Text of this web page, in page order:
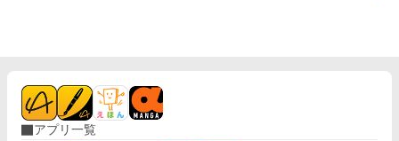
アプリ一覧